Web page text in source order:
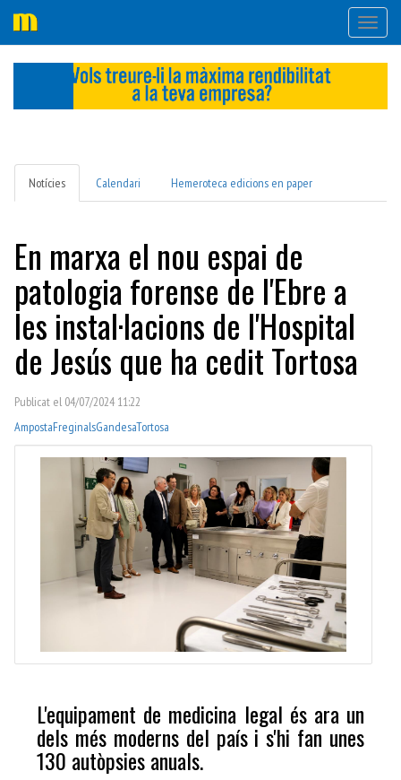
Notícies Calendari Hemeroteca edicions en paper
En marxa el nou espai de
patologia forense de l'Ebre a
les instal·lacions de l'Hospital
de Jesús que ha cedit Tortosa
Publicat el 04/07/2024 11:22
AmpostaFreginalsGandesaTortosa
L'equipament de medicina legal és ara un
dels més moderns del país i s'hi fan unes
130 autòpsies anuals.